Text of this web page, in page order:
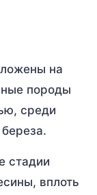
на
породы
среди
стадии
вплоть